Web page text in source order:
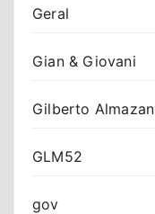
Geral
Gian & Giovani
Gilberto Almazan
GLM52
gov